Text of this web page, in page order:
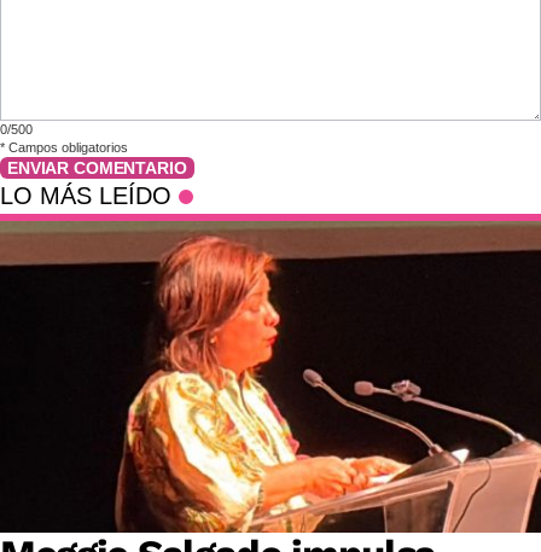
0/500
* Campos obligatorios
ENVIAR COMENTARIO
LO MÁS LEÍDO